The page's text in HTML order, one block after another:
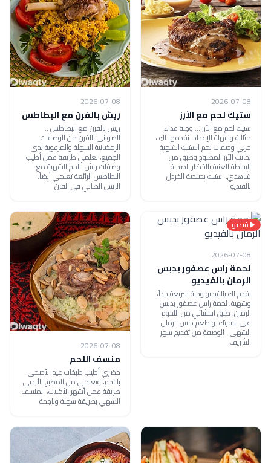
2026-07-08
ستيك لحم مع الأرز
ستيك لحم مع الأرز ... وجبة غداء
مثالية وسهلة الإعداد، نقدمها لكِ ،
جربي وصفات لحم الستيك الشهية
بجانب الأرز المطبوخ وطبق من
السلطة الغنية بالخضار الصحية
شاهدي: ستيك بصلصة الخردل
بالفيديو
2026-07-08
ريش بالفرن مع البطاطس
ريش بالفرن مع البطاطس ..
الصواني بالفرن من الوصفات
الرمضانية السهلة والمرغوبة لدى
الجميع، تعلمي طريقة عمل أطيب
وصفات ريش اللحم الشهية مع
البطاطس الرائعة تعلمي أيضاً:
الريش الضاني في الفرن
فيديو
2026-07-08
لحمة راس عصفور بدبس
الرمان بالفيديو
نقدم لك بالفيديو وجبة سريعة جداً،
وشهية، لحمة راس عصفور بدبس
الرمان، طبق استثنائي من اللحوم
على سفرتك، وبطعم دبس الرمان
الشهي الوصفة من تقديم سهر
الشريف 2026-07-08
منسف اللحم
حضري أطيب طبخات عيد الأضحى
باللحم، وتعلمي من المطبخ الأردني
طريقة عمل أشهر الأكلات، المنسف
الشهي بطريقة سهلة وناجحة